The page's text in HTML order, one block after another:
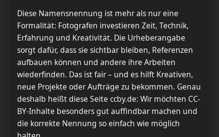
Diese Namensnennung ist mehr als nur eine
Formalität: Fotografen investieren Zeit, Technik,
Erfahrung und Kreativität. Die Urheberangabe
sorgt dafür, dass sie sichtbar bleiben, Referenzen
aufbauen können und andere ihre Arbeiten
wiederfinden. Das ist fair – und es hilft Kreativen,
neue Projekte oder Aufträge zu bekommen. Genau
deshalb heißt diese Seite ccby.de: Wir möchten CC-
BY-Inhalte besonders gut auffindbar machen und
die korrekte Nennung so einfach wie möglich